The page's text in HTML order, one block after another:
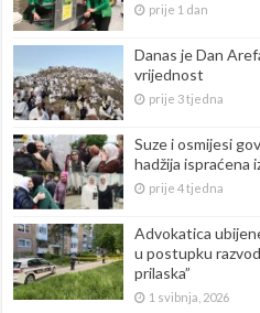
prije 1 dan
Danas je Dan
vrijednost
prije 3 tjedna
Suze i osmijesi
hadžija ispraćena
prije 4 tjedna
Advokatica
u postupku
prilaska”
1 svibnja, 2026